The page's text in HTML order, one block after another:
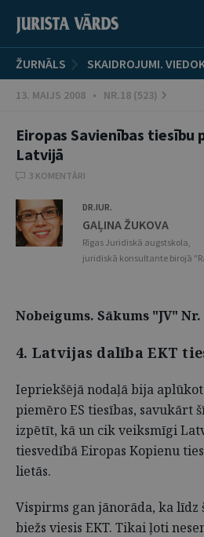
ŽURNĀLS SKAIDROJUMI.
13. MAIJS 2008 • NR.18 (523)
Eiropas Savienības tiesību
Latvijā
3 KOMENTĀRI
DR.IUR.
GAĻINA ŽUKOVA
Rīgas Juridiskā augstskola,
juridiskā konsultante birojā
Nobeigums. Sākums "JV" Nr.
4. Latvijas dalība EKT
Iepriekšējā nodaļā bija
piemēro ES tiesības, savukārt
izpētīt, kā un cik veiksmīgi
tiesvedībā Eiropas Kopienu
lietās.
Vispirms gan jānorāda, ka
biežs viesis EKT. Tikai ļoti